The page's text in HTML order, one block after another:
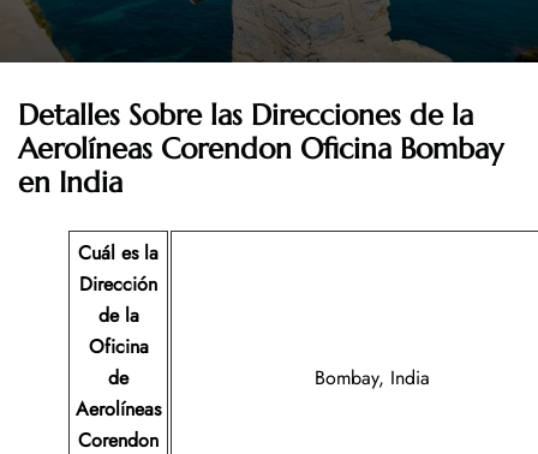
Detalles Sobre las Direcciones de la
Aerolíneas Corendon Oficina Bombay
en India
Cuál es la
Dirección
de la
Oficina
de
Aerolíneas
Corendon
Bombay, India